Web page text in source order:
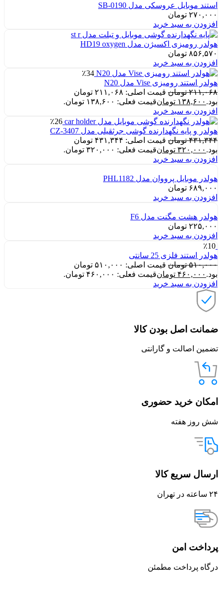
استند موبایل عروسکی مدل SB-0190
۲۷۰,۰۰۰ تومان
افزودن به سبد خرید
هولدر رومیزی اکسیژن مدل HD19 oxygen
۸۵۶,۵۷۰ تومان
افزودن به سبد خرید
٪34
هولدر استند رومیزی Vise مدل N20
۲۱۱,۰۶۸ تومان
قیمت اصلی: ۲۱۱,۰۶۸ تومان
بود. ۱۳۸,۶۰۰ تومانقیمت فعلی: ۱۳۸,۶۰۰ تومان.
افزودن به سبد خرید
٪26
هولدر و پایه نگهدارنده گوشی جرثقیلی مدل CZ-3407
۴۳۱,۳۴۴ تومان
قیمت اصلی: ۴۳۱,۳۴۴ تومان
بود. ۳۲۰,۰۰۰ تومانقیمت فعلی: ۳۲۰,۰۰۰ تومان.
افزودن به سبد خرید
هولدر موبایل پرووان مدل PHL1182
۶۸۹,۰۰۰ تومان
افزودن به سبد خرید
هولدر هشت مگنت مدل F6
۲۲۵,۰۰۰ تومان
افزودن به سبد خرید
٪10
هولدر استند فلزی 25 سانتی
۵۱۰,۰۰۰ تومان
قیمت اصلی: ۵۱۰,۰۰۰ تومان
بود. ۴۶۰,۰۰۰ تومانقیمت فعلی: ۴۶۰,۰۰۰ تومان.
افزودن به سبد خرید
ضمانت اصل بودن کالا
تضمین اصالت و گارانتی
امکان خرید حضوری
شش روز هفته
ارسال سریع کالا
۲۴ ساعته در تهران
پرداخت امن
درگاه پرداخت مطمئن